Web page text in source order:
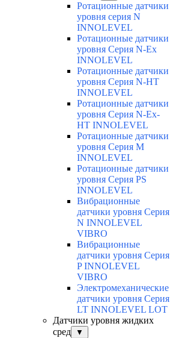
Ротационные датчики
уровня серия N
INNOLEVEL
Ротационные датчики
уровня Серия N-Ex
INNOLEVEL
Ротационные датчики
уровня Серия N-HT
INNOLEVEL
Ротационные датчики
уровня Серия N-Ex-
HT INNOLEVEL
Ротационные датчики
уровня Серия M
INNOLEVEL
Ротационные датчики
уровня Серия PS
INNOLEVEL
Вибрационные
датчики уровня Серия
N INNOLEVEL
VIBRO
Вибрационные
датчики уровня Серия
P INNOLEVEL
VIBRO
Электромеханические
датчики уровня Серия
LT INNOLEVEL LOT
Датчики уровня жидких
сред
▼